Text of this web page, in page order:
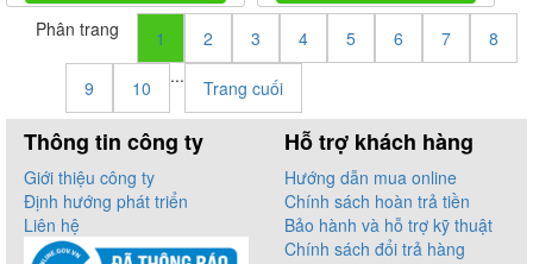
Phân trang 1 2 3 4 5 6 7 8
9 10
...
Trang cuối
Thông tin công ty
Giới thiệu công ty
Định hướng phát triển
Liên hệ
Hỗ trợ khách hàng
Hướng dẫn mua online
Chính sách hoàn trả tiền
Bảo hành và hỗ trợ kỹ thuật
Chính sách đổi trả hàng